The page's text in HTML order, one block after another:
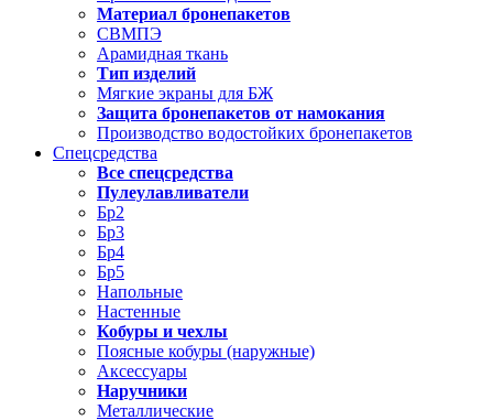
Материал бронепакетов
СВМПЭ
Арамидная ткань
Тип изделий
Мягкие экраны для БЖ
Защита бронепакетов от намокания
Производство водостойких бронепакетов
Спецсредства
Все спецсредства
Пулеулавливатели
Бр2
Бр3
Бр4
Бр5
Напольные
Настенные
Кобуры и чехлы
Поясные кобуры (наружные)
Аксессуары
Наручники
Металлические